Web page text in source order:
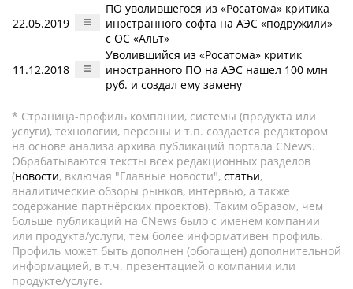
22.05.2019
ПО уволившегося из «Росатома» критика
иностранного софта на АЭС «подружили»
с ОС «Альт»
11.12.2018
Уволившийся из «Росатома» критик
иностранного ПО на АЭС нашел 100 млн
руб. и создал ему замену
* Страница-профиль компании, системы (продукта или
услуги), технологии, персоны и т.п. создается редактором
на основе анализа архива публикаций портала CNews.
Обрабатываются тексты всех редакционных разделов
(новости, включая "Главные новости", статьи,
аналитические обзоры рынков, интервью, а также
содержание партнёрских проектов). Таким образом, чем
больше публикаций на CNews было с именем компании
или продукта/услуги, тем более информативен профиль.
Профиль может быть дополнен (обогащен) дополнительной
информацией, в т.ч. презентацией о компании или
продукте/услуге.